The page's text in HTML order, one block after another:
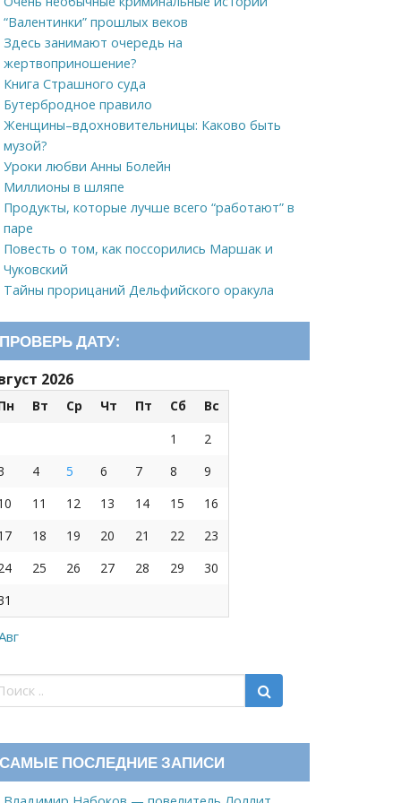
“Валентинки” прошлых веков
Здесь занимают очередь на
жертвоприношение?
Книга Страшного суда
Бутербродное правило
Женщины–вдохновительницы: Каково быть
музой?
Уроки любви Анны Болейн
Миллионы в шляпе
Продукты, которые лучше всего “работают” в
паре
Повесть о том, как поссорились Маршак и
Чуковский
Тайны прорицаний Дельфийского оракула
ПРОВЕРЬ ДАТУ:
2026
Вт Ср Чт Пт Сб
Вс
1
2
4 5 6 7 8
9
11 12 13 14 15
16
18 19 20 21 22
23
25 26 27 28 29
30
САМЫЕ ПОСЛЕДНИЕ ЗАПИСИ